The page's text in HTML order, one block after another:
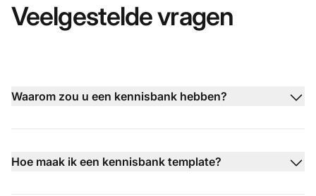
Veelgestelde vragen
Waarom zou u een kennisbank hebben?
Hoe maak ik een kennisbank template?